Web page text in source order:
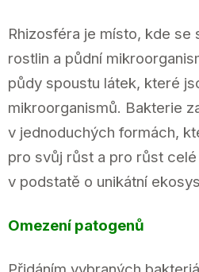
Rhizosféra je místo, kde se
rostlin a půdní
půdy spoustu látek, které
mikroorganismů. Bakterie
v jednoduchých formách,
pro svůj růst a pro růst
v podstatě o unikátní
Omezení patogenů